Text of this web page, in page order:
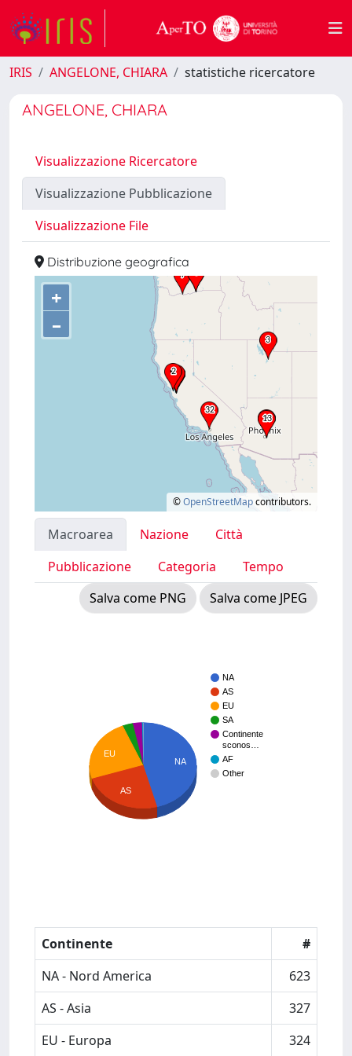
IRIS ANGELONE, CHIARA statistiche ricercatore
ANGELONE, CHIARA
Visualizzazione Ricercatore
Visualizzazione Pubblicazione
Visualizzazione File
Distribuzione geografica
+
–
©OpenStreetMapcontributors.
Macroarea Nazione
Città
Pubblicazione
Categoria
Tempo
Salva come PNG
Salva come JPEG
NA
AS
EU
SA
Continente
sconos…
AF
Other
NA
EU
AS
Continente
#
NA - Nord America
623
AS - Asia
327
EU - Europa
324